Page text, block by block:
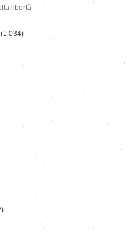
libertà
(1.034)